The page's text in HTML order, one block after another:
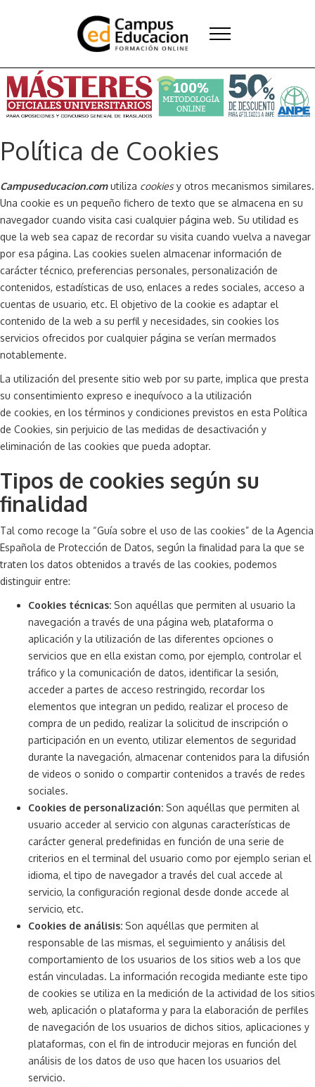
Política de Cookies
Campuseducacion.comutiliza cookies y otros mecanismos similares.
Una cookie es un pequeño fichero de texto que se almacena en su
navegador cuando visita casi cualquier página web. Su utilidad es
que la web sea capaz de recordar su visita cuando vuelva a navegar
por esa página. Las cookies suelen almacenar información de
carácter técnico, preferencias personales, personalización de
contenidos, estadísticas de uso, enlaces a redes sociales, acceso a
cuentas de usuario, etc. El objetivo de la cookie es adaptar el
contenido de la web a su perfil y necesidades, sin cookies los
servicios ofrecidos por cualquier página se verían mermados
notablemente.
La utilización del presente sitio web por su parte, implica que presta
su consentimiento expreso e inequívoco a la utilización
de cookies, en los términos y condiciones previstos en esta Política
de Cookies, sin perjuicio de las medidas de desactivación y
eliminación de las cookies que pueda adoptar.
Tipos de cookies según su
finalidad
Tal como recoge la “Guía sobre el uso de las cookies” de la Agencia
Española de Protección de Datos, según la finalidad para la que se
traten los datos obtenidos a través de las cookies, podemos
distinguir entre:
Cookies técnicas: Son aquéllas que permiten al usuario la
navegación a través de una página web, plataforma o
aplicación y la utilización de las diferentes opciones o
servicios que en ella existan como, por ejemplo, controlar el
tráfico y la comunicación de datos, identificar la sesión,
acceder a partes de acceso restringido, recordar los
elementos que integran un pedido, realizar el proceso de
compra de un pedido, realizar la solicitud de inscripción o
participación en un evento, utilizar elementos de seguridad
durante la navegación, almacenar contenidos para la difusión
de videos o sonido o compartir contenidos a través de redes
sociales.
Cookies de personalización: Son aquéllas que permiten al
usuario acceder al servicio con algunas características de
carácter general predefinidas en función de una serie de
criterios en el terminal del usuario como por ejemplo serian el
idioma, el tipo de navegador a través del cual accede al
servicio, la configuración regional desde donde accede al
servicio, etc.
Cookies de análisis: Son aquéllas que permiten al
responsable de las mismas, el seguimiento y análisis del
comportamiento de los usuarios de los sitios web a los que
están vinculadas. La información recogida mediante este tipo
de cookies se utiliza en la medición de la actividad de los sitios
web, aplicación o plataforma y para la elaboración de perfiles
de navegación de los usuarios de dichos sitios, aplicaciones y
plataformas, con el fin de introducir mejoras en función del
análisis de los datos de uso que hacen los usuarios del
servicio.